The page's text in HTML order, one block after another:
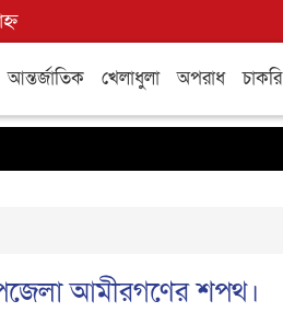
আন্তর্জাতিক খেলাধুলা অপরাধ চাকরি
আমীরগণের শপথ।